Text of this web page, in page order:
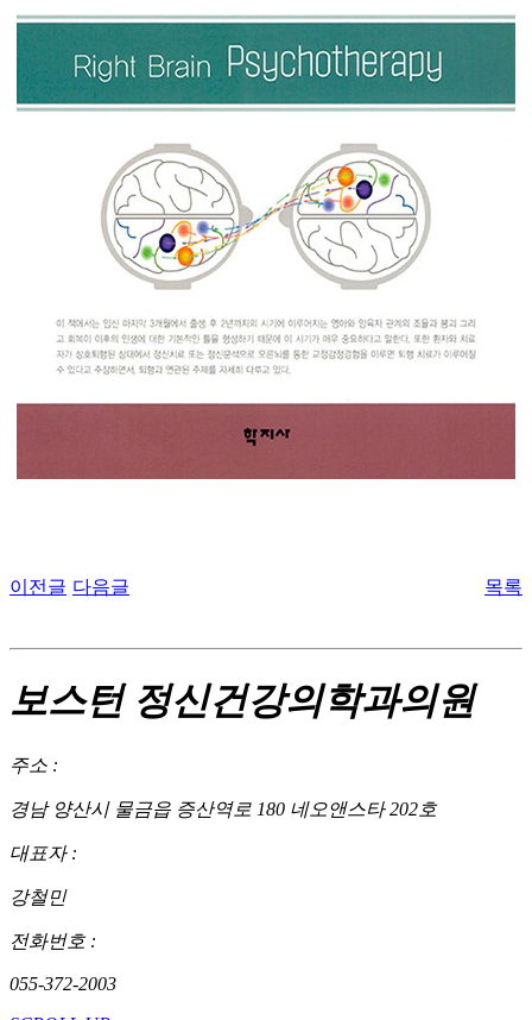
이전글 다음글 목록
보스턴 정신건강의학과의원
주소 :
경남 양산시 물금읍 증산역로 180 네오앤스타 202호
대표자 :
강철민
전화번호 :
055-372-2003